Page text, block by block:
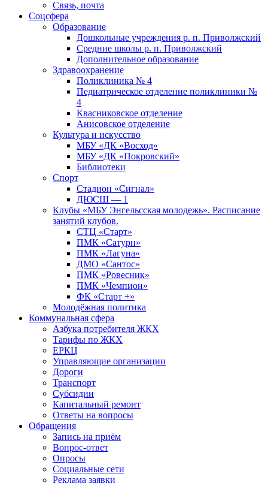
Связь, почта
Соцсфера
Образование
Дошкольные учреждения р. п. Приволжский
Средние школы р. п. Приволжский
Дополнительное образование
Здравоохранение
Поликлиника № 4
Педиатрическое отделение поликлиники №
4
Квасниковское отделение
Анисовское отделение
Культура и искусство
МБУ «ДК «Восход»
МБУ «ДК «Покровский»
Библиотеки
Спорт
Стадион «Сигнал»
ДЮСШ — 1
Клубы «МБУ Энгельсская молодежь». Расписание
занятий клубов.
СТЦ «Старт»
ПМК «Сатурн»
ПМК «Лагуна»
ДМО «Сантос»
ПМК «Ровесник»
ПМК «Чемпион»
ФК «Старт +»
Молодёжная политика
Коммунальная сфера
Азбука потребителя ЖКХ
Тарифы по ЖКХ
ЕРКЦ
Управляющие организации
Дороги
Транспорт
Субсидии
Капитальный ремонт
Ответы на вопросы
Обращения
Запись на приём
Вопрос-ответ
Опросы
Социальные сети
Реклама заявки